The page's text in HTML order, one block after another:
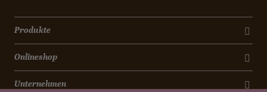
Produkte
Onlineshop
Unternehmen